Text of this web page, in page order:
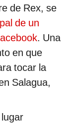
de Rex, se
de un
. Una
en que
tocar la
Salagua,